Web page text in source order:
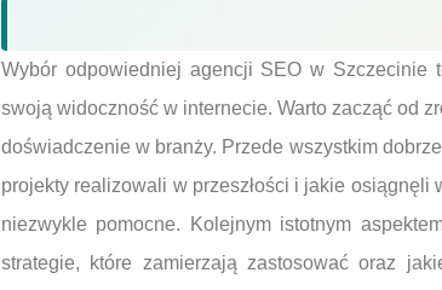
Wybór odpowiedniej agencji SEO w Szczecinie
swoją widoczność w internecie. Warto zacząć od
doświadczenie w branży. Przede wszystkim
projekty realizowali w przeszłości i jakie
niezwykle pomocne. Kolejnym istotnym
strategie, które zamierzają zastosować oraz